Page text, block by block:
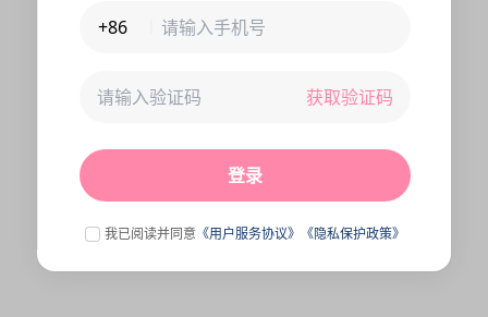
+86
获取验证码
登录
我已阅读并同意 《用户服务协议》 《隐私保护政策》
未连接到服务器,刷新一下试试